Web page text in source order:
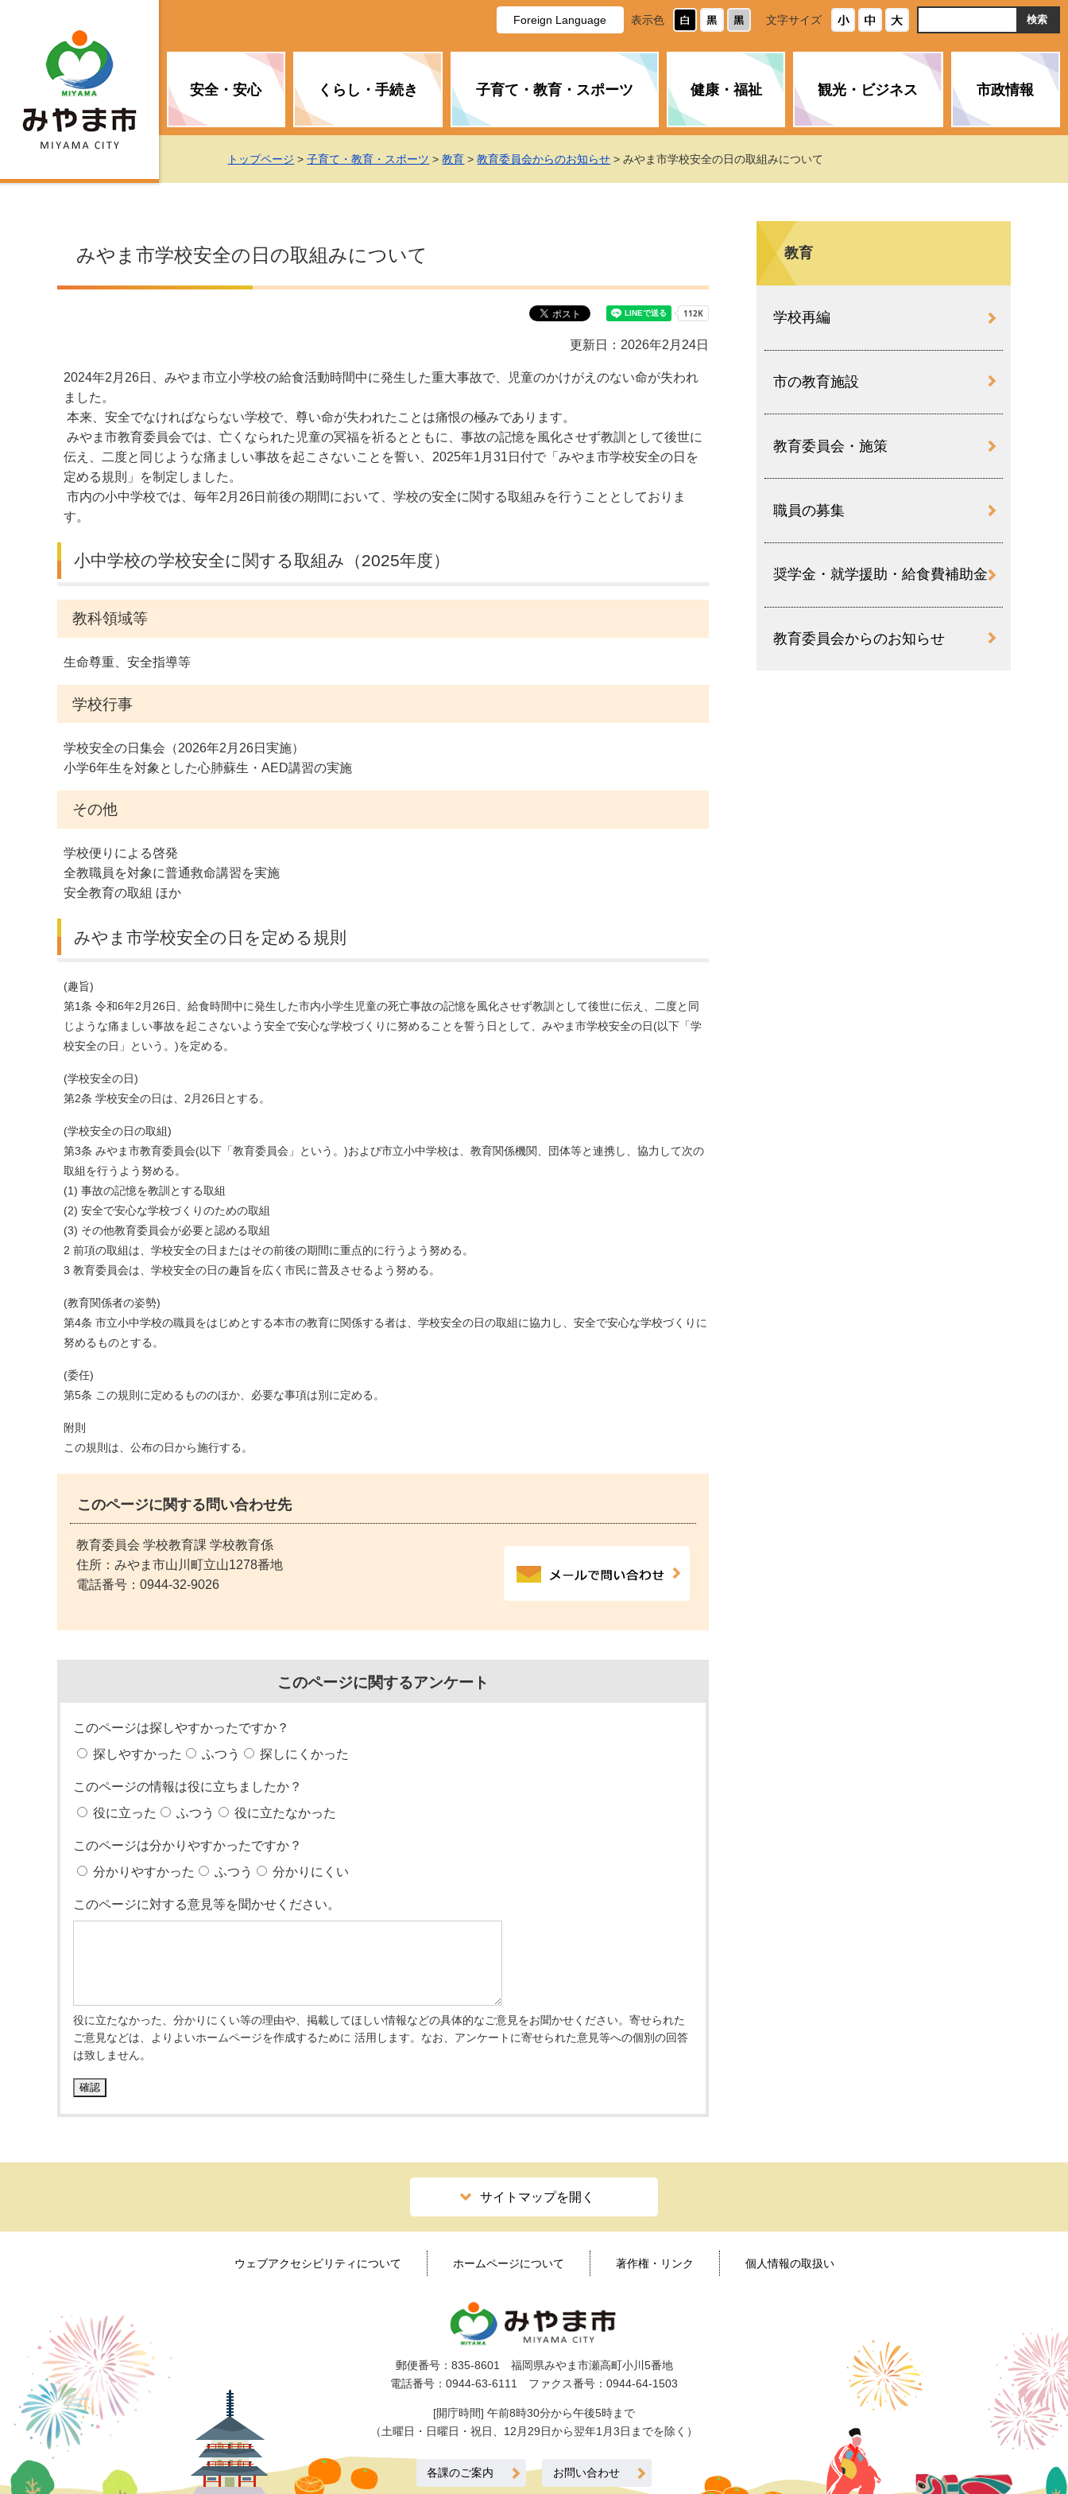
Foreign Language 表示色 文字サイズ
ト
索
安全・安心
お知らせ（安全・安心） 休日・夜間の急病 防災
くらし・手続き
届け出・証明 税金 水道・下水道・浄化槽
移住・定住支援 各種相談
デジタル地域通貨
子育て・教育・スポーツ
教育 生涯学習
健康・福祉
国民健康保険 計画
新型コロナウイルス感染症に
ついて
観光・ビジネス
観光情報 企業誘致に関すること 商工業
地球温暖化対策
市政情報
市の政策 市長の部屋 市役所ご案内
情報公開と個人情報保護制度
メント
企業版ふるさと納税
トップページ >子育て・教育・スポーツ >教育 >教育委員会からのお知らせ > みやま市学校安全の日の取組みについて
みやま市学校安全の日の取組みについて
更新日：2026年2月24日
2024年2月26日、みやま市立小学校の給食活動時間中に発生した重大事故で、児童のかけがえのない命が失われ
ました。
本来、安全でなければならない学校で、尊い命が失われたことは痛恨の極みであります。
みやま市教育委員会では、亡くなられた児童の冥福を祈るとともに、事故の記憶を風化させず教訓として後世に
伝え、二度と同じような痛ましい事故を起こさないことを誓い、2025年1月31日付で「みやま市学校安全の日を
定める規則」を制定しました。
市内の小中学校では、毎年2月26日前後の期間において、学校の安全に関する取組みを行うこととしておりま
す。
小中学校の学校安全に関する取組み（2025年度）
教科領域等
生命尊重、安全指導等
学校行事
学校安全の日集会（2026年2月26日実施）
小学6年生を対象とした心肺蘇生・AED講習の実施
その他
学校便りによる啓発
全教職員を対象に普通救命講習を実施
安全教育の取組 ほか
みやま市学校安全の日を定める規則
(趣旨)
第1条 令和6年2月26日、給食時間中に発生した市内小学生児童の死亡事故の記憶を風化させず教訓として後世に伝え、二度と同
じような痛ましい事故を起こさないよう安全で安心な学校づくりに努めることを誓う日として、みやま市学校安全の日(以下「学
校安全の日」という。)を定める。
(学校安全の日)
第2条 学校安全の日は、2月26日とする。
(学校安全の日の取組)
第3条 みやま市教育委員会(以下「教育委員会」という。)および市立小中学校は、教育関係機関、団体等と連携し、協力して次の
取組を行うよう努める。
(1) 事故の記憶を教訓とする取組
(2) 安全で安心な学校づくりのための取組
(3) その他教育委員会が必要と認める取組
2 前項の取組は、学校安全の日またはその前後の期間に重点的に行うよう努める。
3 教育委員会は、学校安全の日の趣旨を広く市民に普及させるよう努める。
(教育関係者の姿勢)
第4条 市立小中学校の職員をはじめとする本市の教育に関係する者は、学校安全の日の取組に協力し、安全で安心な学校づくりに
努めるものとする。
(委任)
第5条 この規則に定めるもののほか、必要な事項は別に定める。
附則
この規則は、公布の日から施行する。
このページに関する問い合わせ先
教育委員会 学校教育課 学校教育係
住所：みやま市山川町立山1278番地
電話番号： 0944-32-9026
このページに関するアンケート
このページは探しやすかったですか？
探しやすかった
ふつう 探しにくかった
このページの情報は役に立ちましたか？
役に立った
ふつう 役に立たなかった
このページは分かりやすかったですか？
分かりやすかった
ふつう 分かりにくい
このページに対する意見等を聞かせください。
役に立たなかった、分かりにくい等の理由や、掲載してほしい情報などの具体的なご意見をお聞かせください。寄せられた
ご意見などは、よりよいホームページを作成するために 活用します。なお、アンケートに寄せられた意見等への個別の回答
は致しません。
教育
学校再編
市の教育施設
教育委員会・施策
職員の募集
奨学金・就学援助・給食費補助金
教育委員会からのお知らせ
サイトマップを開く
ウェブアクセシビリティについて ホームページについて 著作権・リンク 個人情報の取扱い
郵便番号：835-8601 福岡県みやま市瀬高町小川5番地
電話番号：0944-63-6111 ファクス番号：0944-64-1503
[開庁時間] 午前8時30分から午後5時まで
（土曜日・日曜日・祝日、12月29日から翌年1月3日までを除く）
各課のご案内 お問い合わせ